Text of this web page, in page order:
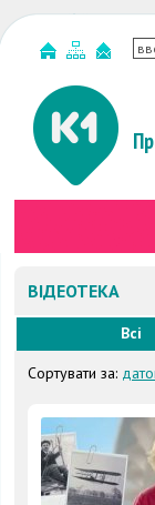
ВІДЕОТЕКА
Всі
Сортувати за: